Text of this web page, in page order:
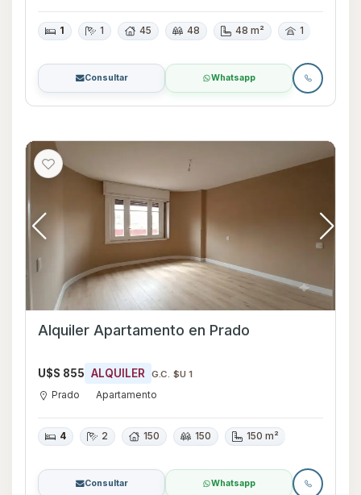
1 1 45 48 48 m² 1
Consultar Whatsapp
Alquiler Apartamento en Prado
U$S 855 ALQUILER G.C. $U 1
Prado Apartamento
4 2 150 150 150 m²
Consultar Whatsapp